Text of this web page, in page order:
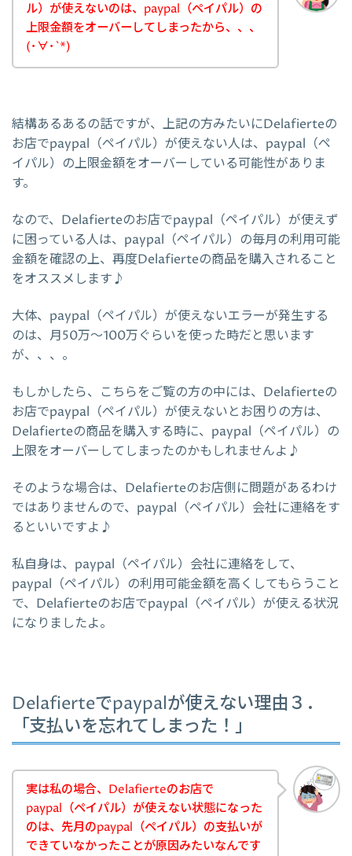
ル）が使えないのは、paypal（ペイパル）の
上限金額をオーバーしてしまったから、、、
(･∀･`*)
結構あるあるの話ですが、上記の方みたいにDelafierteの
お店でpaypal（ペイパル）が使えない人は、paypal（ペ
イパル）の上限金額をオーバーしている可能性がありま
す。
なので、Delafierteのお店でpaypal（ペイパル）が使えず
に困っている人は、paypal（ペイパル）の毎月の利用可能
金額を確認の上、再度Delafierteの商品を購入されること
をオススメします♪
大体、paypal（ペイパル）が使えないエラーが発生する
のは、月50万～100万ぐらいを使った時だと思います
が、、、。
もしかしたら、こちらをご覧の方の中には、Delafierteの
お店でpaypal（ペイパル）が使えないとお困りの方は、
Delafierteの商品を購入する時に、paypal（ペイパル）の
上限をオーバーしてしまったのかもしれませんよ♪
そのような場合は、Delafierteのお店側に問題があるわけ
ではありませんので、paypal（ペイパル）会社に連絡をす
るといいですよ♪
私自身は、paypal（ペイパル）会社に連絡をして、
paypal（ペイパル）の利用可能金額を高くしてもらうこと
で、Delafierteのお店でpaypal（ペイパル）が使える状況
になりましたよ。
Delafierteでpaypalが使えない理由３．
「支払いを忘れてしまった！」
実は私の場合、Delafierteのお店で
paypal（ペイパル）が使えない状態になった
のは、先月のpaypal（ペイパル）の支払いが
できていなかったことが原因みたいなんです